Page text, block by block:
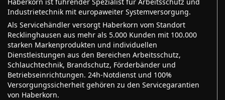
Industrietechnik mit europaweiter Systemversorgung.
Als Servicehändler versorgt Haberkorn vom Standort
Recklinghausen aus mehr als 5.000 Kunden mit 100.000
starken Markenprodukten und individuellen
Dienstleistungen aus den Bereichen Arbeitsschutz,
Schlauchtechnik, Brandschutz, Förderbänder und
Betriebseinrichtungen. 24h-Notdienst und 100%
Versorgungssicherheit gehören zu den Servicegarantien
von Haberkorn.